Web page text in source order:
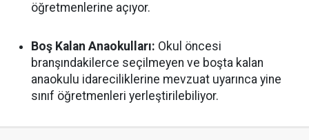
öğretmenlerine açıyor.
Boş Kalan Anaokulları: Okul öncesi
branşındakilerce seçilmeyen ve boşta kalan
anaokulu idareciliklerine mevzuat uyarınca yine
sınıf öğretmenleri yerleştirilebiliyor.